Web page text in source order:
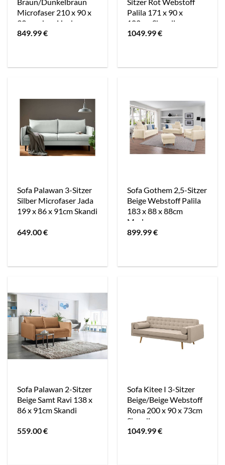
Microfaser 210 x 90 x
93cm ohne Hocker
Landhaus
849.99€
Palila 171 x 90 x
102cm Skandi
1049.99€
Sofa Palawan 3-Sitzer
Silber Microfaser Jada
199 x 86 x 91cm Skandi
649.00€
Sofa Gothem 2,5-Sitzer
Beige Webstoff Palila
183 x 88 x 88cm
Modern
899.99€
Sofa Palawan 2-Sitzer
Beige Samt Ravi 138 x
86 x 91cm Skandi
559.00€
Sofa Kitee I 3-Sitzer
Beige/Beige Webstoff
Rona 200 x 90 x 73cm
Skandi
1049.99€